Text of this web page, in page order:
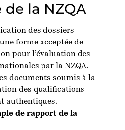
de la NZQA
des dossiers
forme acceptée de
pour l’évaluation des
par la NZQA.
documents soumis à la
des qualifications
authentiques.
de rapport de la